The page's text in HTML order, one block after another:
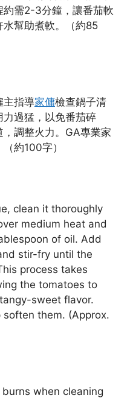
約需2-3分鐘，讓番茄軟
幫助煮軟。（約85
主指導家傭檢查鍋子清
過猛，以免番茄碎
，調整火力。GA專業家
約100字）
clean it thoroughly
medium heat and
of oil. Add
stir-fry until the
process takes
the tomatoes to
sweet flavor.
them. (Approx.
when cleaning